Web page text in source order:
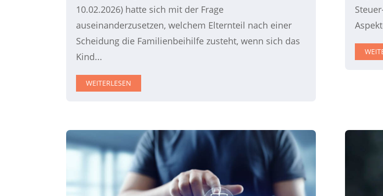
10.02.2026) hatte sich mit der Frage
auseinanderzusetzen, welchem Elternteil nach einer
Scheidung die Familienbeihilfe zusteht, wenn sich das
Kind...
WEITERLESEN